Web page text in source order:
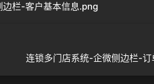
栏-客户基本信息.png
连锁多门店系统-企微侧边栏-